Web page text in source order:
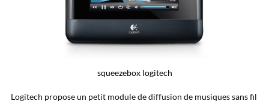
squeezebox logitech
Logitech propose un petit module de diffusion de musiques sans fil